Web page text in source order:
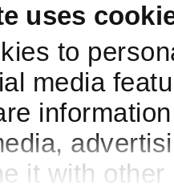
uses
to
media
it with